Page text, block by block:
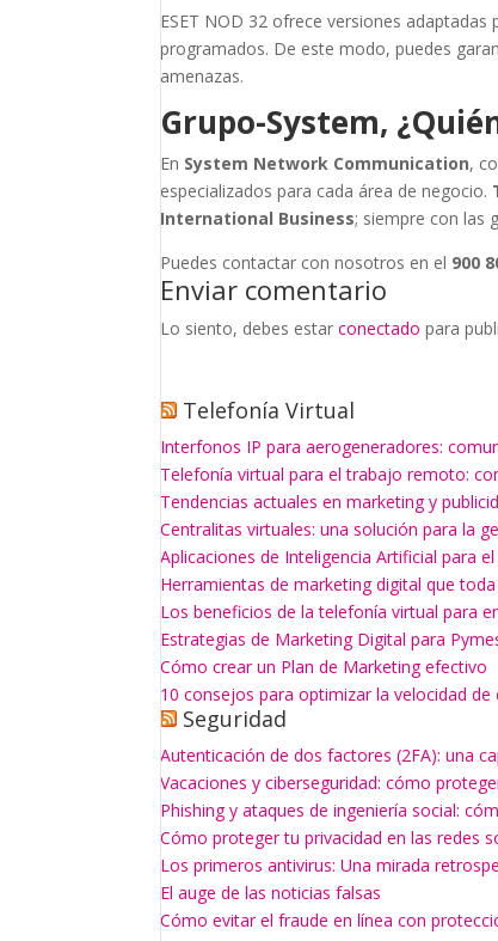
ESET NOD 32 ofrece versiones
programados. De este modo, puedes
amenazas.
Grupo-System,
En System Network Communication,
especializados para cada área de negocio.
International Business; siempre con las
Puedes contactar con nosotros en el 900
Enviar comentario
Lo siento, debes estarconectado para
Telefonía Virtual
Interfonos IP para aerogeneradores:
Telefonía virtual para el trabajo remoto:
Tendencias actuales en marketing y
Centralitas virtuales: una solución para la
Aplicaciones de Inteligencia Artificial para
Herramientas de marketing digital que
Los beneficios de la telefonía virtual para
Estrategias de Marketing Digital para
Cómo crear un Plan de Marketing efectivo
10 consejos para optimizar la velocidad de
Seguridad
Autenticación de dos factores (2FA): una
Vacaciones y ciberseguridad: cómo
Phishing y ataques de ingeniería social:
Cómo proteger tu privacidad en las redes
Los primeros antivirus: Una mirada
El auge de las noticias falsas
Cómo evitar el fraude en línea con